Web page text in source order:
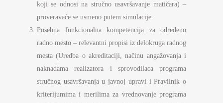
koji se odnosi na stručno usavršavanje matičara) –
proveravaće se usmeno putem simulacije.
Posebna funkcionalna kompetencija za određeno
radno mesto – relevantni propisi iz delokruga radnog
mesta (Uredba o akreditaciji, načinu angažovanja i
naknadama realizatora i sprovodilaca programa
stručnog usavršavanja u javnoj upravi i Pravilnik o
kriterijumima i merilima za vrednovanje programa